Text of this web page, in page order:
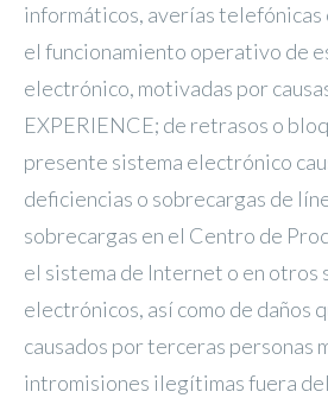
informáticos, averías telefónicas
el funcionamiento operativo de
electrónico, motivadas por
EXPERIENCE; de retrasos o
presente sistema electrónico
deficiencias o sobrecargas de
sobrecargas en el Centro de
el sistema de Internet o en otros
electrónicos, así como de daños
causados por terceras personas
intromisiones ilegítimas fuera